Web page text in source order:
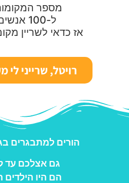
מספר
ל-100 אנשים בלבד
אז כדאי לשריין
רויטל, שרייני לי
הורים למתבגרים בגילאי
גם אצלכם עד
הם היו הילדים